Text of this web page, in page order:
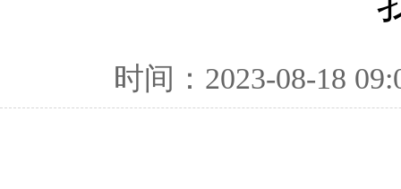
时间：2023-08-18